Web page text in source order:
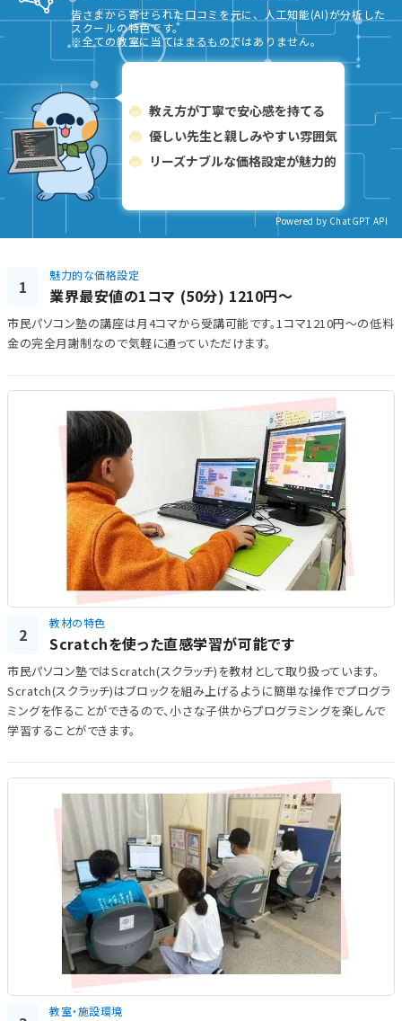
皆さまから寄せられた口コミを元に、人工知能(AI)が分析した
スクールの特色です。
※全ての教室に当てはまるものではありません。
教え方が丁寧で安心感を持てる
優しい先生と親しみやすい雰囲気
リーズナブルな価格設定が魅力的
Powered by ChatGPT API
1
魅力的な価格設定
業界最安値の1コマ (50分) 1210円～
市民パソコン塾の講座は月4コマから受講可能です。1コマ1210円～の低料
金の完全月謝制なので気軽に通っていただけます。
2
教材の特色
Scratchを使った直感学習が可能です
市民パソコン塾ではScratch(スクラッチ)を教材として取り扱っています。
Scratch(スクラッチ)はブロックを組み上げるように簡単な操作でプログラ
ミングを作ることができるので、小さな子供からプログラミングを楽しんで
学習することができます。
教室・施設環境